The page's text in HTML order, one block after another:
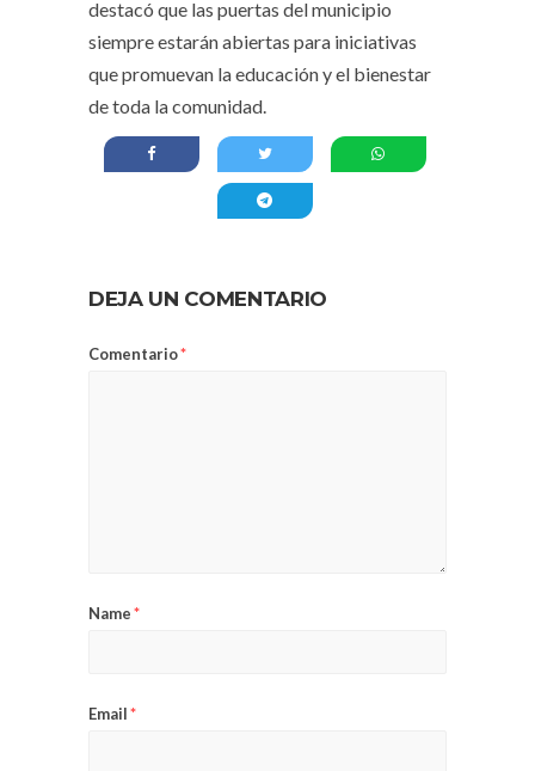
destacó que las puertas del municipio
siempre estarán abiertas para iniciativas
que promuevan la educación y el bienestar
de toda la comunidad.
DEJA UN COMENTARIO
Comentario*
Name*
Email*